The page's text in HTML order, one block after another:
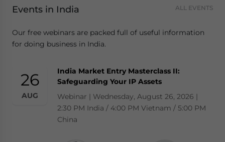
Events in India ALL EVENTS
Our free webinars are packed full of useful information
for doing business in India.
26
AUG
India Market Entry Masterclass II:
Safeguarding Your IP Assets
Webinar | Wednesday, August 26, 2026 |
2:30 PM India / 4:00 PM Vietnam / 5:00 PM
China